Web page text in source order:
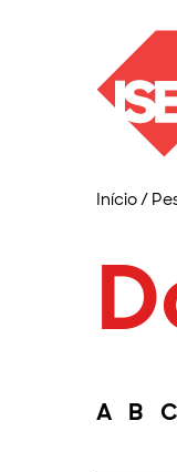
Início/
A B C